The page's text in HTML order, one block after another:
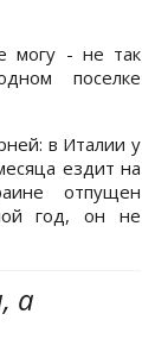
могу - не так
поселке
в Италии у
ездит на
отпущен
год, он не
а